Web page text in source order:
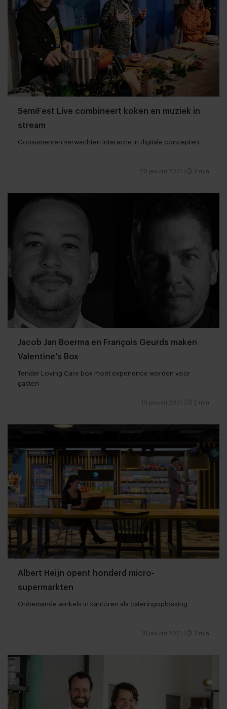
SemiFest Live combineert koken en muziek in
stream
Consumenten verwachten interactie in digitale concepten
20 januari 2021 3 min
Jacob Jan Boerma en François Geurds maken
Valentine's Box
Tender Loving Care box moet experience worden voor
gasten
19 januari 2021 2 min
Albert Heijn opent honderd micro-
supermarkten
Onbemande winkels in kantoren als cateringoplossing
18 januari 2021 3 min